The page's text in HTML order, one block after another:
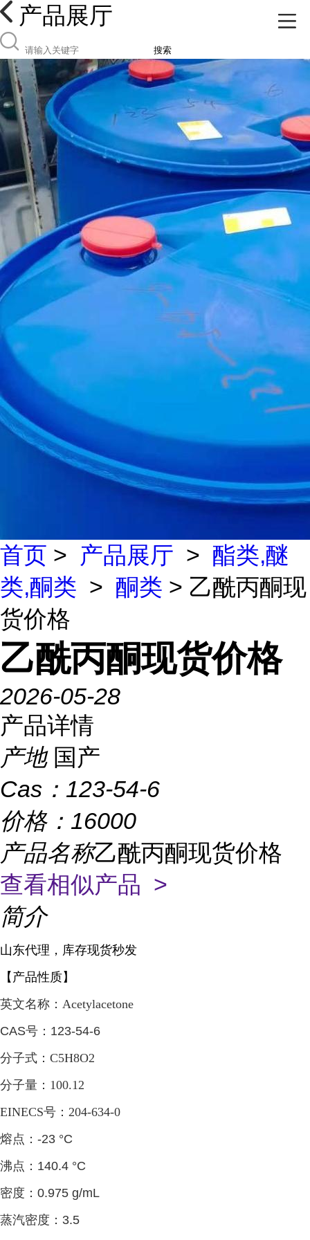
产品展厅
搜索
首页 > 产品展厅 > 酯类,醚
类,酮类 > 酮类 > 乙酰丙酮现
货价格
乙酰丙酮现货价格
2026-05-28
产品详情
产地 国产
Cas： 123-54-6
价格： 16000
产品名称乙酰丙酮现货价格
查看相似产品 >
简介
山东代理，库存现货秒发
【产品性质】
英文名称：Acetylacetone
CAS号：123-54-6
分子式：C5H8O2
分子量：100.12
EINECS号：204-634-0
熔点： -23 °C
沸点： 140.4 °C
密度： 0.975 g/mL
蒸汽密度： 3.5